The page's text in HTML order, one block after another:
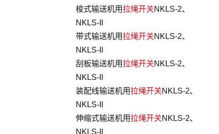
梭式输送机用拉绳开关NKLS-2、
NKLS-II
带式输送机用拉绳开关NKLS-2、
NKLS-II
刮板输送机用拉绳开关NKLS-2、
NKLS-II
装配线输送机用拉绳开关NKLS-2、
NKLS-II
伸缩式输送机用拉绳开关NKLS-2、
NKLS-II